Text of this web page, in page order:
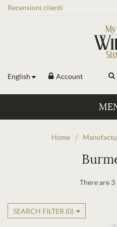
Recensioni clienti
English Account
Home /
There are 3
SEARCH FILTER (0)